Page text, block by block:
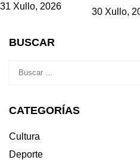
31 Xullo, 2026
30 Xullo,
BUSCAR
CATEGORÍAS
Cultura
Deporte